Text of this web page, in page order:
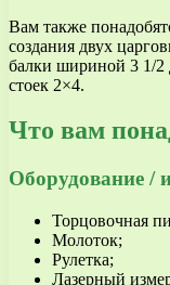
Вам также
создания двух
балки шириной 3 1/2
стоек 2×4.
Что вам
Оборудование /
Торцовочная
Молоток;
Рулетка;
Лазерный